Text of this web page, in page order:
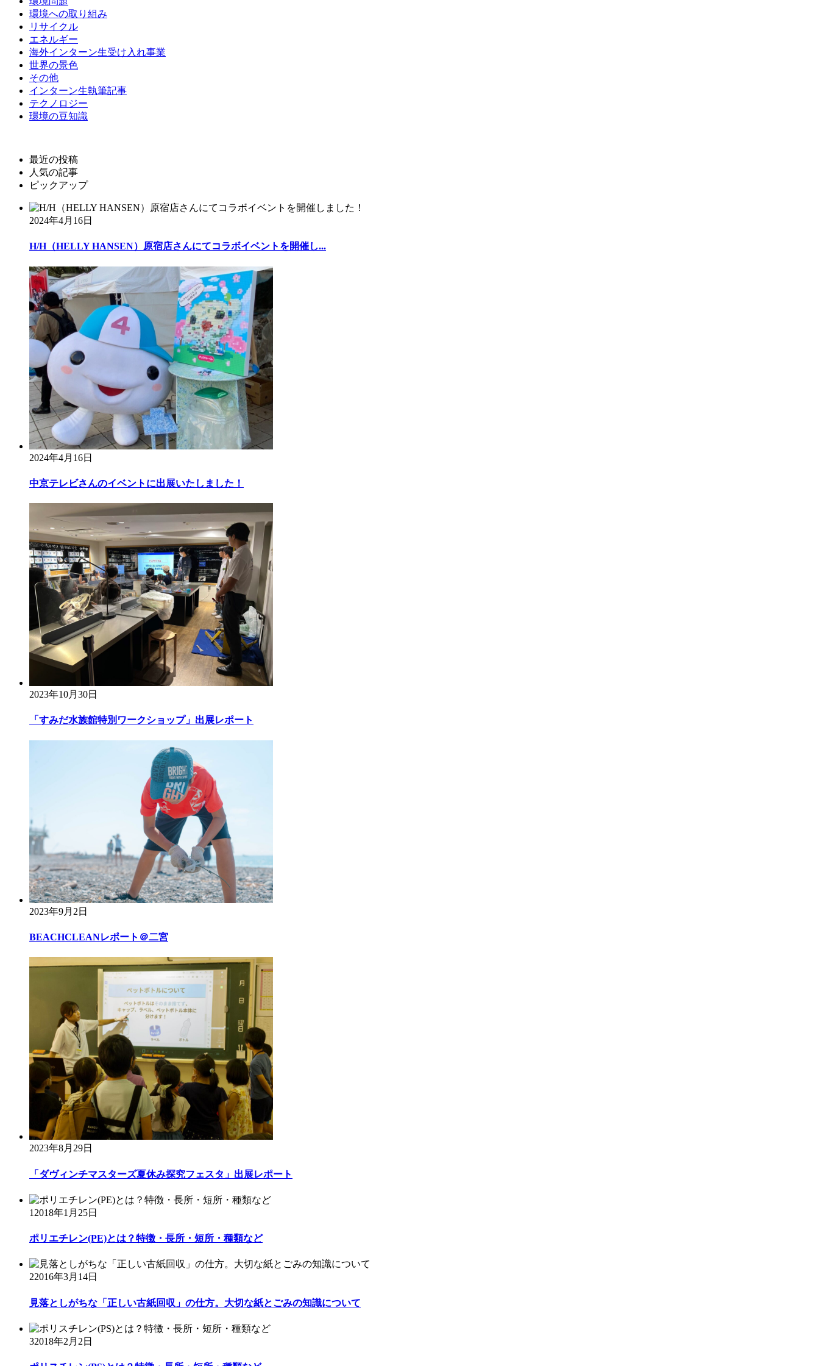
環境への取り組み
リサイクル
エネルギー
海外インターン生受け入れ事業
世界の景色
その他
インターン生執筆記事
テクノロジー
環境の豆知識
最近の投稿
人気の記事
ピックアップ
2024年4月16日
H/H（HELLY HANSEN）原宿店さんにてコラボイベントを開催し...
2024年4月16日
中京テレビさんのイベントに出展いたしました！
2023年10月30日
「すみだ水族館特別ワークショップ」出展レポート
2023年9月2日
BEACHCLEANレポート＠二宮
2023年8月29日
「ダヴィンチマスターズ夏休み探究フェスタ」出展レポート
1 2018年1月25日
ポリエチレン(PE)とは？特徴・長所・短所・種類など
22016年3月14日
見落としがちな「正しい古紙回収」の仕方。大切な紙とごみの知識について
32018年2月2日